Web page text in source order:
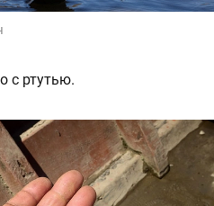
с ртутью.